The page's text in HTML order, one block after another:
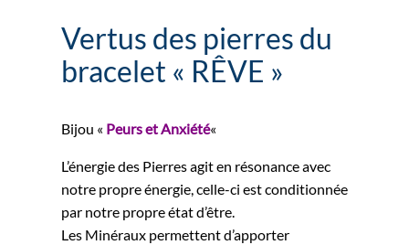
Vertus des pierres du
bracelet « RÊVE »
Bijou « Peurs et Anxiété«
L’énergie des Pierres agit en résonance avec
notre propre énergie, celle-ci est conditionnée
par notre propre état d’être.
Les Minéraux permettent d’apporter